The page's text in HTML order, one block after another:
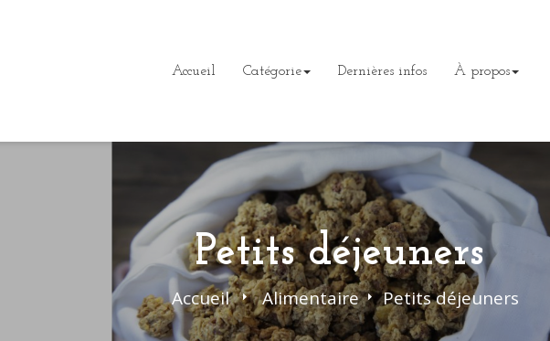
Accueil Catégorie Dernières infos À propos
Petits déjeuners
Accueil > Alimentaire >Petits déjeuners